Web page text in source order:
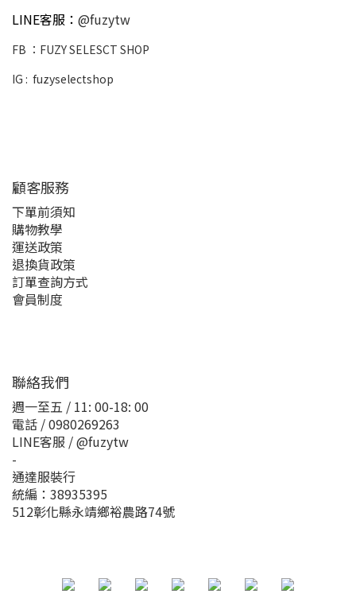
LINE客服： @fuzytw
FB ： FUZY SELESCT SHOP
IG : fuzyselectshop
顧客服務
下單前須知
購物教學
運送政策
退換貨政策
訂單查詢方式
會員制度
聯絡我們
週一至五 / 11: 00-18: 00
電話 / 0980269263
LINE客服 / @fuzytw
-
通達服裝行
統編：38935395
512彰化縣永靖鄉裕農路74號